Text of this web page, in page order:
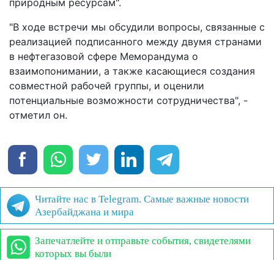
"В ходе встречи мы обсудили вопросы, связанные с
реализацией подписанного между двумя странами
в нефтегазовой сфере Меморандума о
взаимопонимании, а также касающиеся создания
совместной рабочей группы, и оценили
потенциальные возможности сотрудничества", -
отметил он.
Читайте нас в Telegram. Самые важные новости
Азербайджана и мира
Запечатлейте и отправьте события, свидетелями
которых вы были